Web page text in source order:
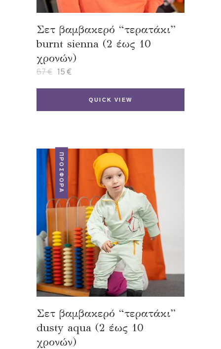
Σετ βαμβακερό “τερατάκι”
burnt sienna (2 έως 10
χρονών)
67€ Original
was:
15€
τιμή
QUICK VIEW
ΠΡΟΣΦΟΡΆ
Σετ βαμβακερό “τερατάκι”
dusty aqua (2 έως 10
χρονών)